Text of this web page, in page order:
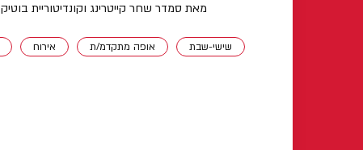
מאת סמדר שחר קייטרינג וקונדיטוריית בוטיק
שישי-שבת אופה מתקדמ/ת אירוח